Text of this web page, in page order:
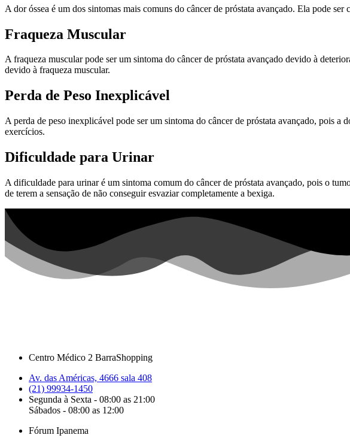
A dor óssea é um dos sintomas mais comuns do câncer de próstata avançado. Ela pode
Fraqueza Muscular
A fraqueza muscular pode ser um sintoma do câncer de próstata avançado devido à
devido à fraqueza muscular.
Perda de Peso Inexplicável
A perda de peso inexplicável pode ser um sintoma do câncer de próstata avançado, pois a
exercícios.
Dificuldade para Urinar
A dificuldade para urinar é um sintoma comum do câncer de próstata avançado, pois o
de terem a sensação de não conseguir esvaziar completamente a bexiga.
Centro Médico 2 BarraShopping
Av. das Américas, 4666 sala 408
(21) 99934-1450
Segunda à Sexta - 08:00 as 21:00
Sábados - 08:00 as 12:00
Fórum Ipanema